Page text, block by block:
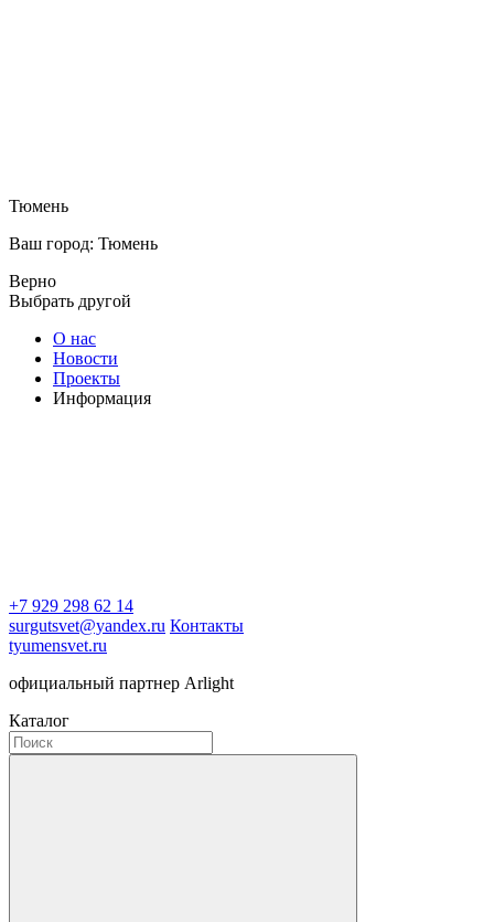
Тюмень
Ваш город: Тюмень
Верно
Выбрать другой
О нас
Новости
Проекты
Информация
+7 929 298 62 14
surgutsvet@yandex.ru Контакты
tyumensvet.ru
официальный партнер Arlight
Каталог